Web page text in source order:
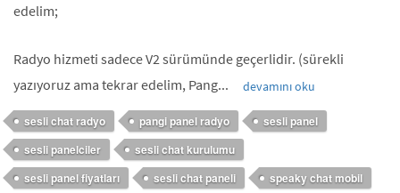
edelim;
Radyo hizmeti sadece V2 sürümünde geçerlidir. (sürekli
yazıyoruz ama tekrar edelim, Pang...
devamını oku
sesli chat radyo pangi panel radyo
sesli panel
sesli panelciler
sesli chat kurulumu
sesli panel fiyatları
sesli chat paneli
speaky chat mobil